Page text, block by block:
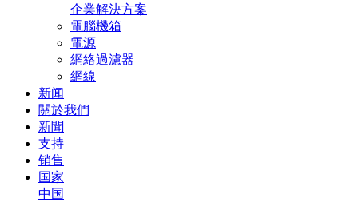
企業解決方案
電腦機箱
電源
網絡過濾器
網線
新闻
關於我們
新聞
支持
销售
国家
中国